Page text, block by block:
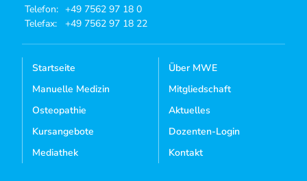
Telefon: +49 7562 97 18 0
Telefax:
+49 7562 97 18 22
Startseite
Manuelle Medizin
Osteopathie
Kursangebote
Mediathek
Über MWE
Mitgliedschaft
Aktuelles
Dozenten-Login
Kontakt